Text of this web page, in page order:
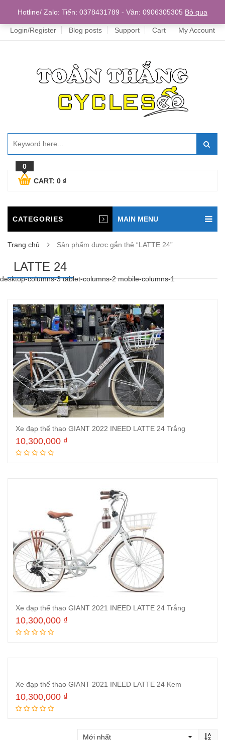
Home
Login/Register Blog posts Support Cart My Account
0
CART: 0 ₫
CATEGORIES MAIN MENU
Trang chủ Sản phẩm được gắn thẻ “LATTE 24”
LATTE 24
desktop-columns-3 tablet-columns-2 mobile-columns-1
Xe đạp thể thao GIANT 2022 INEED LATTE 24 Trắng
10,300,000 ₫
Xe đạp thể thao GIANT 2021 INEED LATTE 24 Trắng
10,300,000 ₫
Xe đạp thể thao GIANT 2021 INEED LATTE 24 Kem
10,300,000 ₫
Hotline/ Zalo: Tiến: 0378431789 - Vân: 0906305305 Bỏ qua